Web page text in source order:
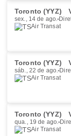
Toronto (YYZ)
sex., 14 de ago.
Air Transat
Toronto (YYZ)
sáb., 22 de ago.
Air Transat
Toronto (YYZ)
qua., 19 de ago.
Air Transat